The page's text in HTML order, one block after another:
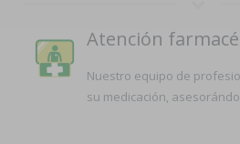
Atención
Nuestro equipo de
su medicación,